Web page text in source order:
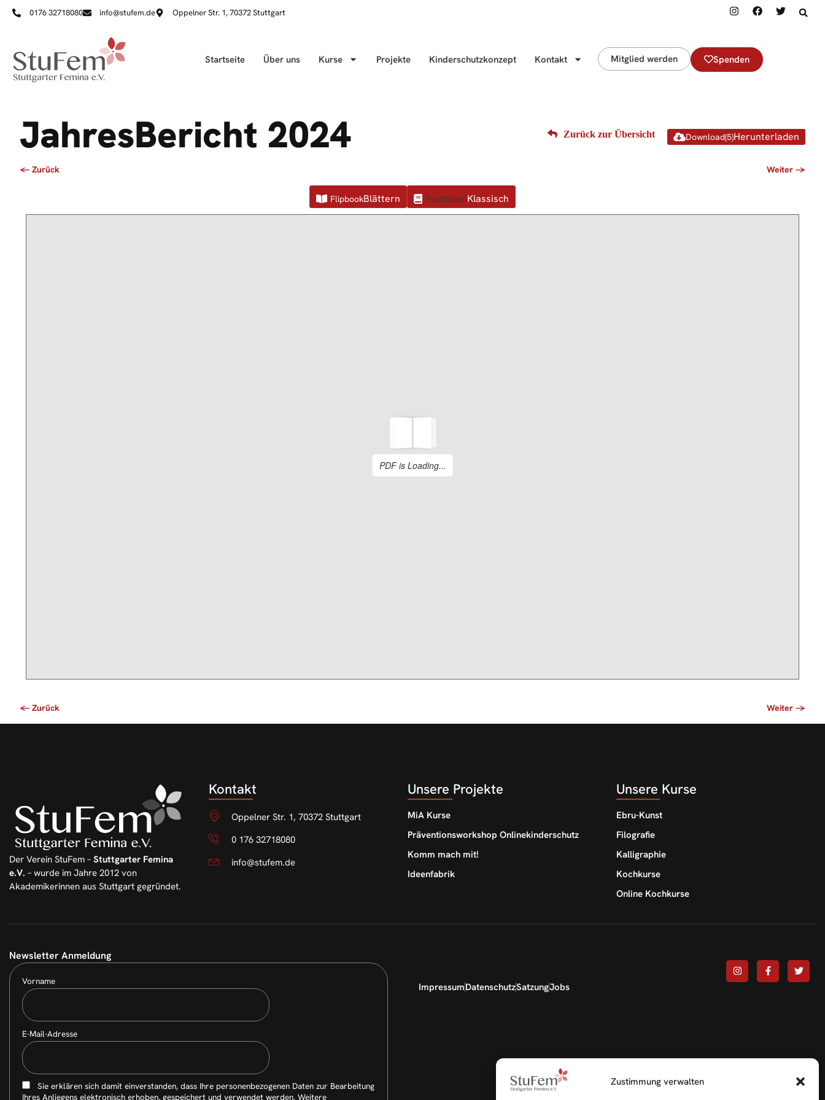
Zustimmung verwalten
0176 32718080 info@stufem.de Oppelner Str. 1, 70372 Stuttgart
Startseite Über uns Kurse Projekte Kinderschutzkonzept Kontakt Mitglied werden Spenden
JahresBericht 2024 Download(5)
Flipbook Traditional
Der Verein StuFem – Stuttgarter Femina
e.V. – wurde im Jahre 2012 von
Akademikerinnen aus Stuttgart gegründet.
Kontakt
Oppelner Str. 1, 70372 Stuttgart
0 176 32718080
info@stufem.de
Unsere Projekte
MiA Kurse
Präventionsworkshop Onlinekinderschutz
Komm mach mit!
Ideenfabrik
Unsere Kurse
Ebru-Kunst
Filografie
Kalligraphie
Kochkurse
Online Kochkurse
Newsletter Anmeldung
Vorname
E-Mail-Adresse
Sie erklären sich damit einverstanden, dass Ihre personenbezogenen Daten zur Bearbeitung
Ihres Anliegens elektronisch erhoben, gespeichert und verwendet werden. Weitere
ImpressumDatenschutzSatzungJobs